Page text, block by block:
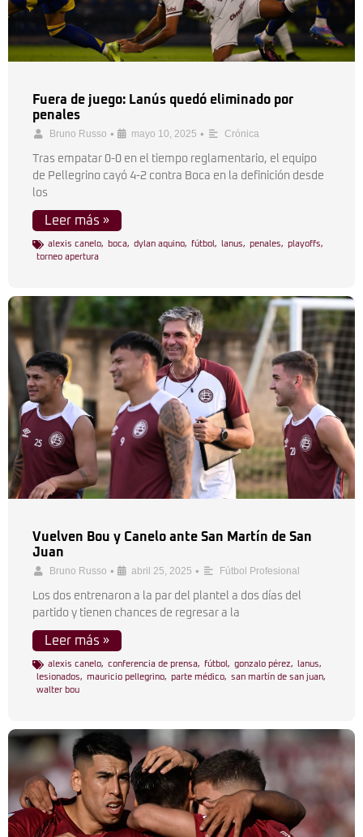
Fuera de juego: Lanús quedó eliminado por
penales
Bruno Russo • mayo 10, 2025 • Crónica
Tras empatar 0-0 en el tiempo reglamentario, el equipo
de Pellegrino cayó 4-2 contra Boca en la definición desde
los
Leer más »
alexis canelo, boca, dylan aquino, fútbol , lanus, penales, playoffs,
torneo apertura
Vuelven Bou y Canelo ante San Martín de San
Juan
Bruno Russo • abril 25, 2025 • Fútbol Profesional
Los dos entrenaron a la par del plantel a dos días del
partido y tienen chances de regresar a la
Leer más »
alexis canelo, conferencia de prensa, fútbol , gonzalo pérez, lanus,
lesionados, mauricio pellegrino, parte médico, san martín de san juan,
walter bou